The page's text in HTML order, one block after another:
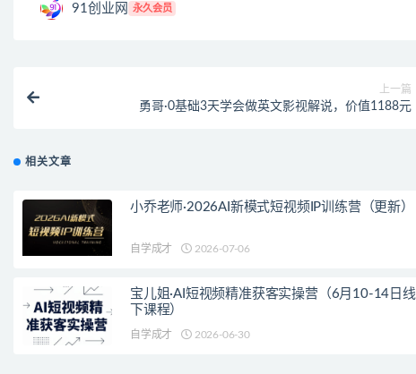
91创业网 永久会员
上一篇
勇哥·0基础3天学会做英文影视解说，价值1188元
相关文章
小乔老师·2026AI新模式短视频IP训练营（更新）
自学成才 2026-07-06
宝儿姐·AI短视频精准获客实操营（6月10-14日线
下课程）
自学成才 2026-06-30